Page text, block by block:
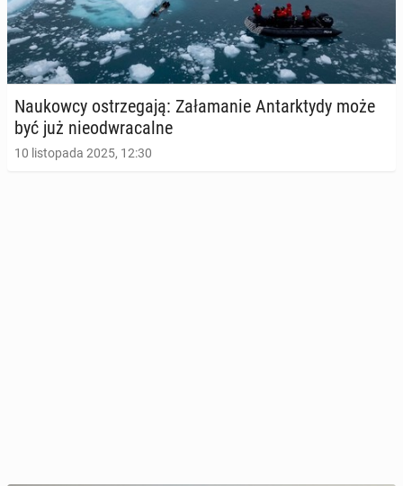
Na­ukow­cy ostrze­ga­ją: Za­ła­ma­nie An­tark­ty­dy może
być już nie­od­wra­cal­ne
10 listopada 2025, 12:30